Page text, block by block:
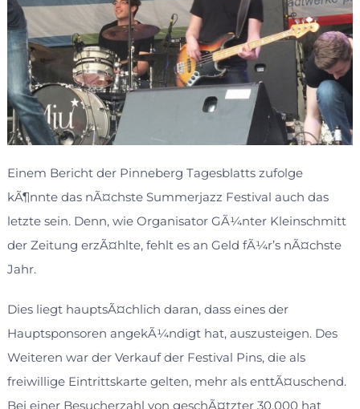
Einem Bericht der Pinneberg Tagesblatts zufolge
kÃ¶nnte das nÃ¤chste Summerjazz Festival auch das
letzte sein. Denn, wie Organisator GÃ¼nter Kleinschmitt
der Zeitung erzÃ¤hlte, fehlt es an Geld fÃ¼r’s nÃ¤chste
Jahr.
Dies liegt hauptsÃ¤chlich daran, dass eines der
Hauptsponsoren angekÃ¼ndigt hat, auszusteigen. Des
Weiteren war der Verkauf der Festival Pins, die als
freiwillige Eintrittskarte gelten, mehr als enttÃ¤uschend.
Bei einer Besucherzahl von geschÃ¤tzter 30.000 hat